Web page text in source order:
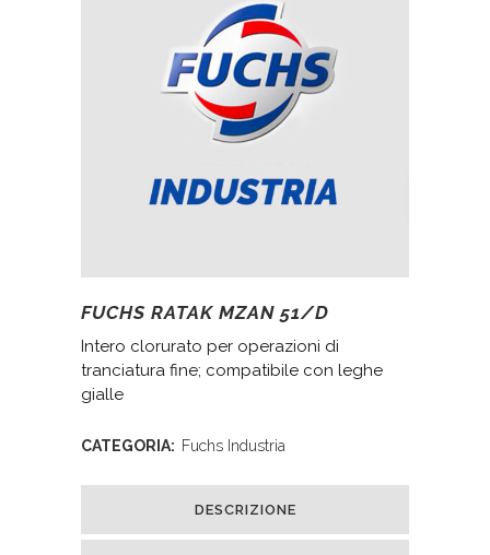
FUCHS RATAK MZAN 51/D
Intero clorurato per operazioni di
tranciatura fine; compatibile con leghe
gialle
CATEGORIA: Fuchs Industria
DESCRIZIONE